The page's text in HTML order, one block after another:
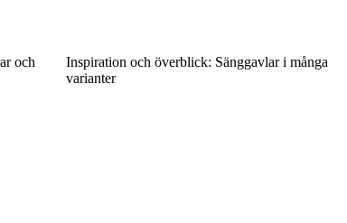
och
Inspiration och överblick: Sänggavlar i många
varianter